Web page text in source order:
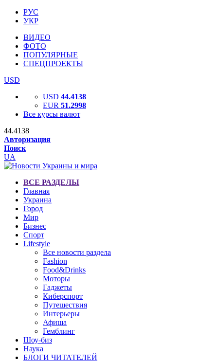
РУС
УКР
ВИДЕО
ФОТО
ПОПУЛЯРНЫЕ
СПЕЦПРОЕКТЫ
USD
USD 44.4138
EUR 51.2998
Все курсы валют
44.4138
Авторизация
Поиск
UA
ВСЕ РАЗДЕЛЫ
Главная
Украина
Город
Мир
Бизнес
Спорт
Lifestyle
Все новости раздела
Fashion
Food&Drinks
Моторы
Гаджеты
Киберспорт
Путешествия
Интерьеры
Афиша
Гемблинг
Шоу-биз
Наука
БЛОГИ ЧИТАТЕЛЕЙ